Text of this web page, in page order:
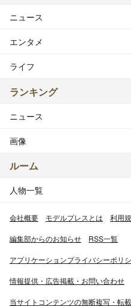
ニュース
エンタメ
ライフ
ランキング
ニュース
画像
ルーム
人物一覧
会社概要 モデルプレスとは 利用
編集部からのお知らせ RSS一覧
アプリケーションプライバシーポリ
情報提供・広告掲載・お問い合わせ
当サイトコンテンツの無断複写・転